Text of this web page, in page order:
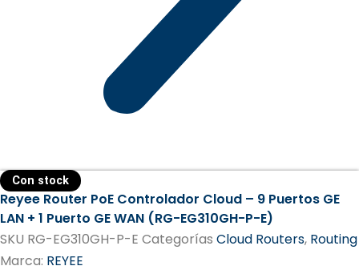
Con stock
Reyee Router PoE Controlador Cloud – 9 Puertos GE
LAN + 1 Puerto GE WAN (RG-EG310GH-P-E)
SKU RG-EG310GH-P-E Categorías Cloud Routers, Routing
Marca: REYEE